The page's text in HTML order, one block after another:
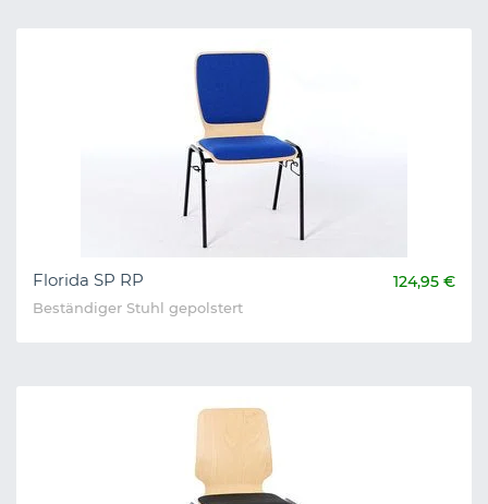
Florida SP RP 124,95 €
Beständiger Stuhl gepolstert